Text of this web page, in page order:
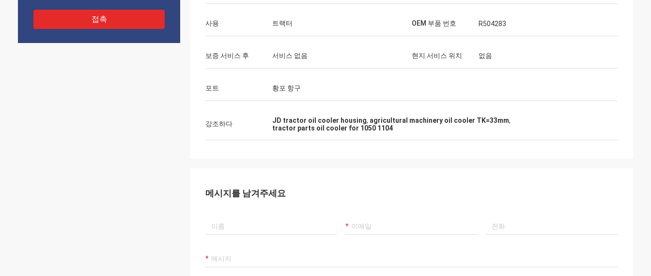
접촉 사용 트랙터 OEM 부품 번호 R504283
보증 서비스 후 서비스 없음 현지 서비스 위치 없음
포트 황포 항구
강조하다 JD tractor oil cooler housing, agricultural machinery oil cooler TK=33mm,
tractor parts oil cooler for 1050 1104
메시지를 남겨주세요